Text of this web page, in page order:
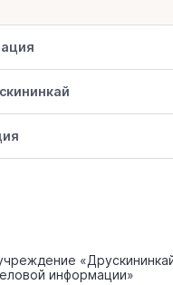
информации»